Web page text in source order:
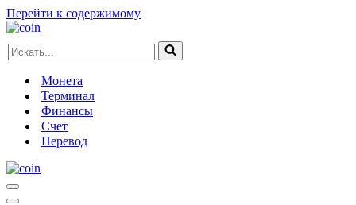
Перейти к содержимому
Искать...
Монета
Терминал
Финансы
Счет
Перевод
Меню